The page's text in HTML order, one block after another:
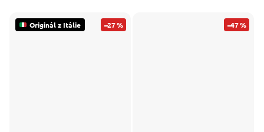
Originál z Itálie –27 % –47 %